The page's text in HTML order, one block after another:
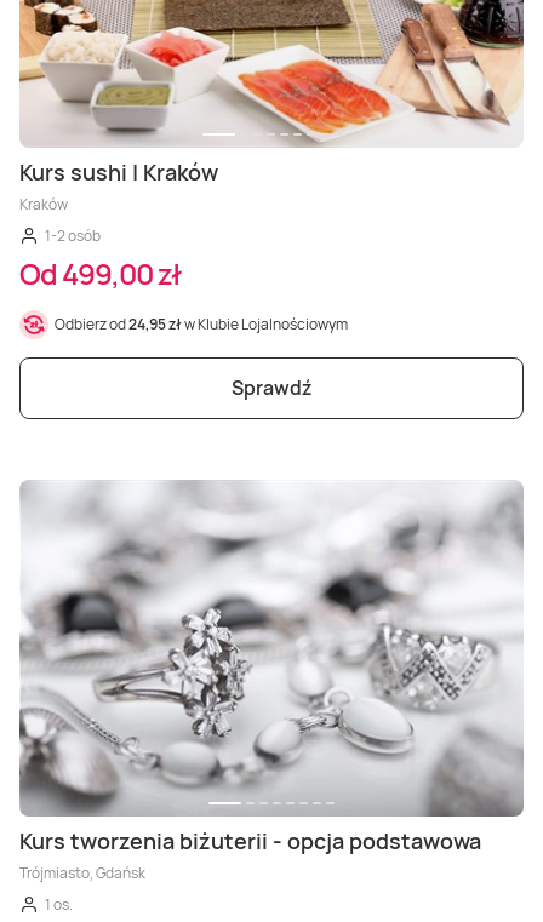
Kurs sushi | Kraków
Kraków
1-2 osób
Od 499,00 zł
Odbierz od24,95 złw Klubie Lojalnościowym
Sprawdź
Kurs tworzenia biżuterii - opcja podstawowa
Trójmiasto, Gdańsk
1 os.